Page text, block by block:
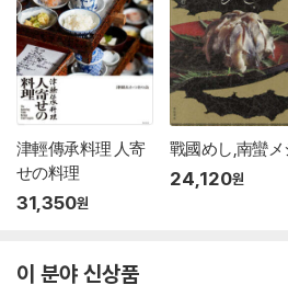
津輕傳承料理 人寄
せの料理
31,350원
戰國めし,南蠻メ
24,120원
이 분야 신상품